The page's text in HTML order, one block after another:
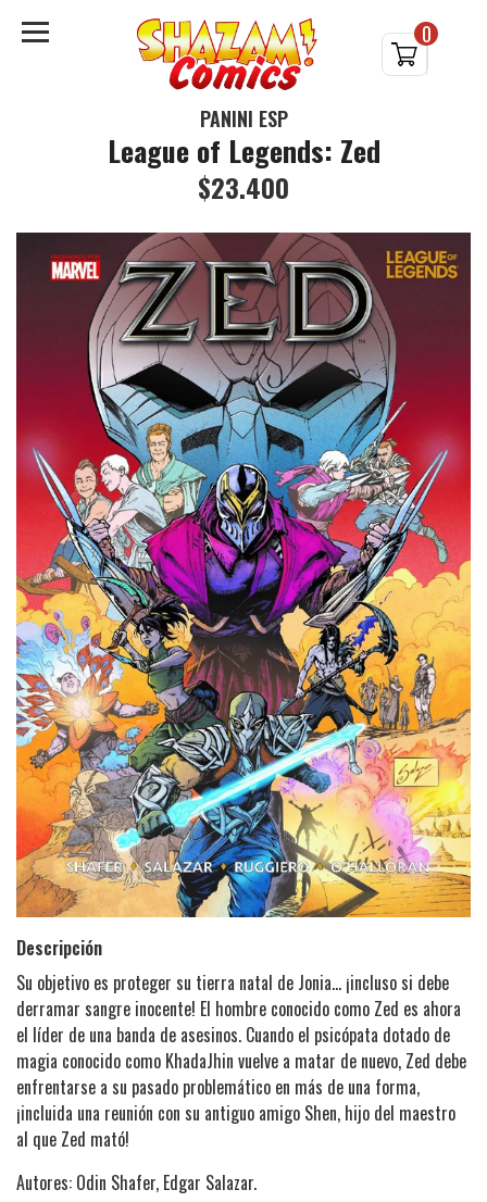
0
PANINI ESP
League of Legends: Zed
$23.400
Descripción
Su objetivo es proteger su tierra natal de Jonia... ¡incluso si debe
derramar sangre inocente! El hombre conocido como Zed es ahora
el líder de una banda de asesinos. Cuando el psicópata dotado de
magia conocido como KhadaJhin vuelve a matar de nuevo, Zed debe
enfrentarse a su pasado problemático en más de una forma,
¡incluida una reunión con su antiguo amigo Shen, hijo del maestro
al que Zed mató!
Autores: Odin Shafer, Edgar Salazar.